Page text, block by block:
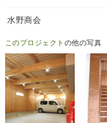
水野商会
このプロジェクト の他の写真